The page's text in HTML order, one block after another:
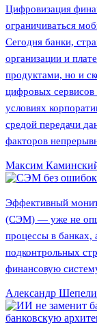
Цифровизация
ограничиваться
Сегодня банки,
организации и
продуктами, но и
цифровых
условиях
средой передачи
факторов
Максим
Эффективный
(СЭМ) — уже не
процессы в банках,
подконтрольных
финансовую
Александр
банковскую